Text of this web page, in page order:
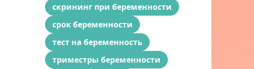
скрининг при беременности
срок беременности
тест на беременность
триместры беременности